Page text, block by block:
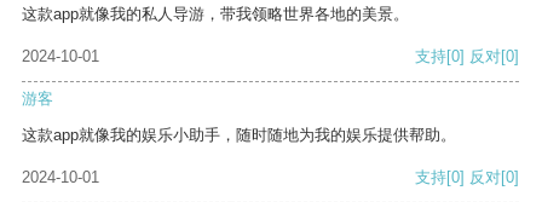
这款app就像我的私人导游，带我领略世界各地的美景。
2024-10-01 支持[0] 反对[0]
游客
这款app就像我的娱乐小助手，随时随地为我的娱乐提供帮助。
2024-10-01 支持[0] 反对[0]